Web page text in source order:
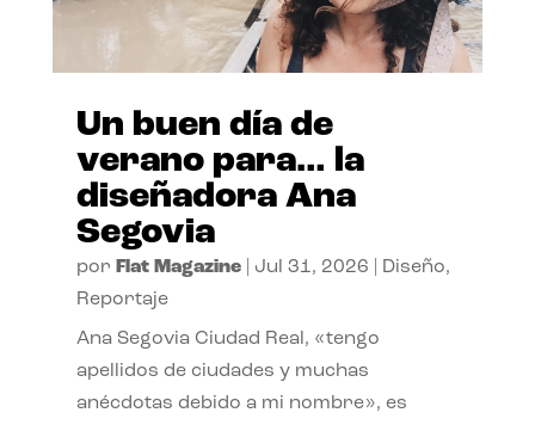
Un buen día de
verano para… la
diseñadora Ana
Segovia
por Flat Magazine| Jul 31, 2026 Diseño,
Reportaje
Ana Segovia Ciudad Real, «tengo
apellidos de ciudades y muchas
anécdotas debido a mi nombre», es